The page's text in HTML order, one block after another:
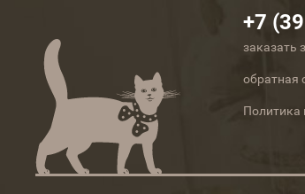
+7
заказать
обратная
Политика